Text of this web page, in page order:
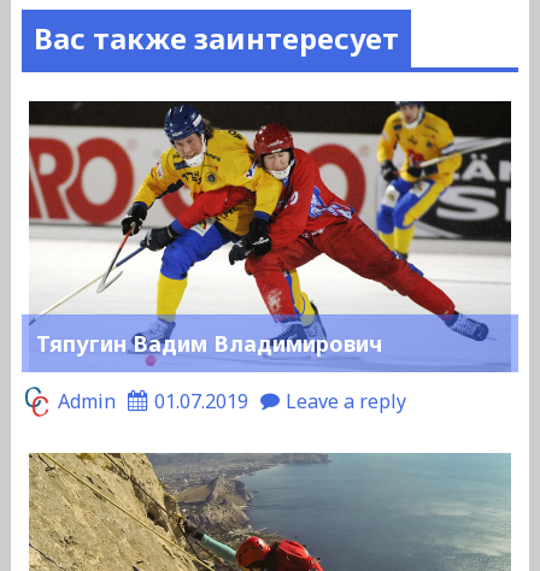
Вас также заинтересует
Тяпугин Вадим Владимирович
Admin 01.07.2019 Leave a reply